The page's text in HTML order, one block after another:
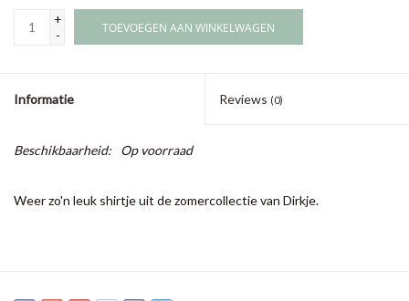
+
-
TOEVOEGEN AAN WINKELWAGEN
Informatie Reviews (0)
Beschikbaarheid: Op voorraad
Weer zo'n leuk shirtje uit de zomercollectie van Dirkje.